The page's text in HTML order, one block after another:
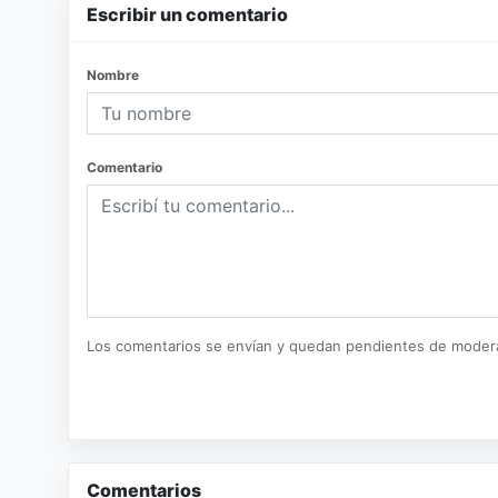
Escribir un comentario
Nombre
Comentario
Los comentarios se envían y quedan pendientes de
Comentarios